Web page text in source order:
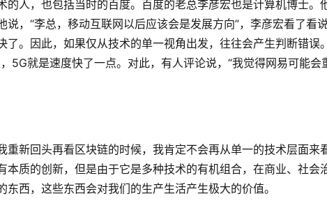
人，也包括当时的百度。百度的老总李彦宏也是计算机博士。
， “李总，移动互联网以后应该会是发展方向”，李彦宏看了看
。因此，如果仅从技术的单一视角出发，往往会产生判断错误
5G就是速度快了一点。对此，有人评论说，“我觉得网易可能会
新回头再看区块链的时候，我肯定不会再从单一的技术层面来
质的创新，但是由于它是多种技术的有机组合，在商业、社会
西，这些东西会对我们的生产生活产生极大的价值。